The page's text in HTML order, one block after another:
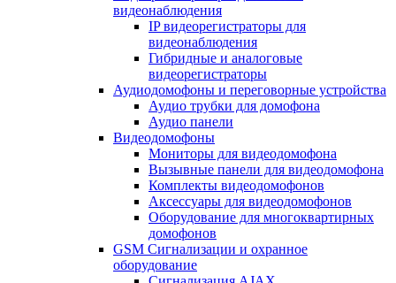
видеонаблюдения
IP видеорегистраторы для
видеонаблюдения
Гибридные и аналоговые
видеорегистраторы
Аудиодомофоны и переговорные устройства
Аудио трубки для домофона
Аудио панели
Видеодомофоны
Мониторы для видеодомофона
Вызывные панели для видеодомофона
Комплекты видеодомофонов
Аксессуары для видеодомофонов
Оборудование для многоквартирных
домофонов
GSM Сигнализации и охранное
оборудование